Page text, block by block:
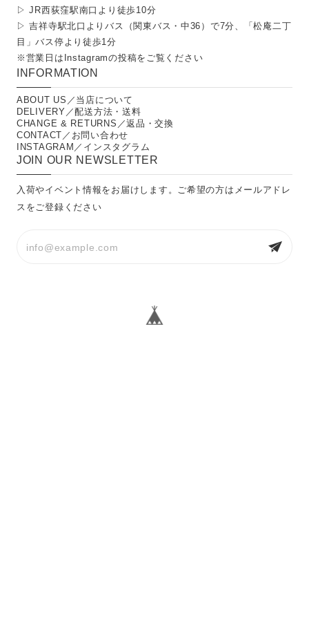
▷ JR西荻窪駅南口より徒歩10分
▷ 吉祥寺駅北口よりバス（関東バス・中36）で7分、「松庵二丁
目」バス停より徒歩1分
※営業日は Instagramの投稿をご覧ください
INFORMATION
ABOUT US／当店について
DELIVERY／配送方法・送料
CHANGE & RETURNS／返品・交換
CONTACT／お問い合わせ
INSTAGRAM／インスタグラム
JOIN OUR NEWSLETTER
入荷やイベント情報をお届けします。ご希望の方はメールアドレ
スをご登録ください